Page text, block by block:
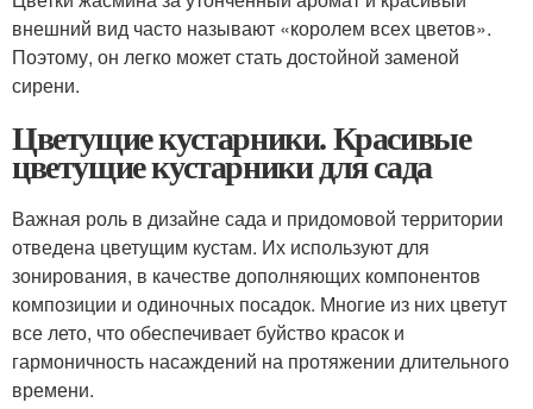
внешний вид часто называют «королем всех цветов».
Поэтому, он легко может стать достойной заменой
сирени.
Цветущие кустарники. Красивые
цветущие кустарники для сада
Важная роль в дизайне сада и придомовой территории
отведена цветущим кустам. Их используют для
зонирования, в качестве дополняющих компонентов
композиции и одиночных посадок. Многие из них цветут
все лето, что обеспечивает буйство красок и
гармоничность насаждений на протяжении длительного
времени.